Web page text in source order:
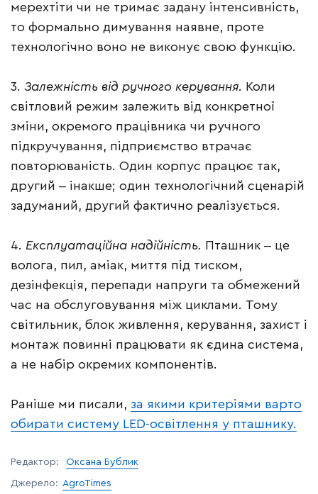
мерехтіти чи не тримає задану інтенсивність,
то формально димування наявне, проте
технологічно воно не виконує свою функцію.
3. Залежність від ручного керування. Коли
світловий режим залежить від конкретної
зміни, окремого працівника чи ручного
підкручування, підприємство втрачає
повторюваність. Один корпус працює так,
другий ‒ інакше; один технологічний сценарій
задуманий, другий фактично реалізується.
4. Експлуатаційна надійність. Пташник ‒ це
волога, пил, аміак, миття під тиском,
дезінфекція, перепади напруги та обмежений
час на обслуговування між циклами. Тому
світильник, блок живлення, керування, захист і
монтаж повинні працювати як єдина система,
а не набір окремих компонентів.
Раніше ми писали, за якими критеріями варто
обирати систему LED-освітлення у пташнику.
Редактор: Оксана Бублик
Джерело: AgroTimes